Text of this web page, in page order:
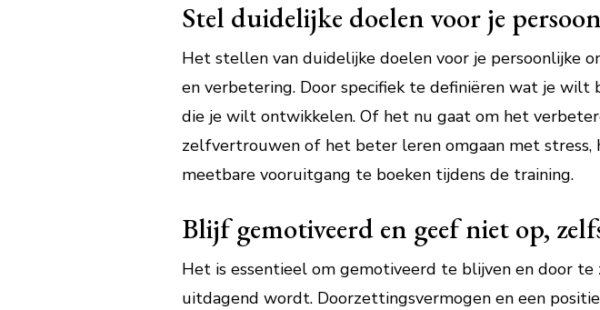
Stel duidelijke doelen voor je
Het stellen van duidelijke doelen voor je persoonlijke
en verbetering. Door specifiek te definiëren wat je wilt
die je wilt ontwikkelen. Of het nu gaat om het
zelfvertrouwen of het beter leren omgaan met
meetbare vooruitgang te boeken tijdens de training.
Blijf gemotiveerd en geef niet op,
Het is essentieel om gemotiveerd te blijven en door
uitdagend wordt. Doorzettingsvermogen en een